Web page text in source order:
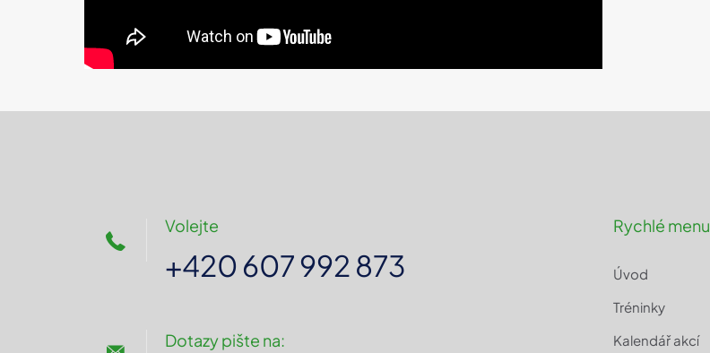
Volejte
+420 607 992 873
Dotazy pište na:
Rychlé menu
Úvod
Tréninky
Kalendář akcí